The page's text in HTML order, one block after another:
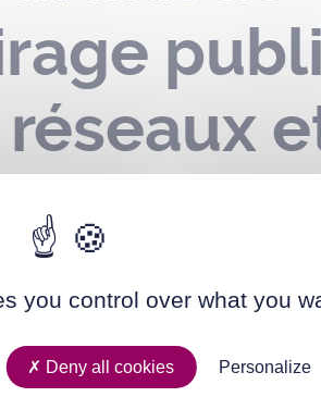
de
du 01
you control over what you
Deny all cookies Personalize